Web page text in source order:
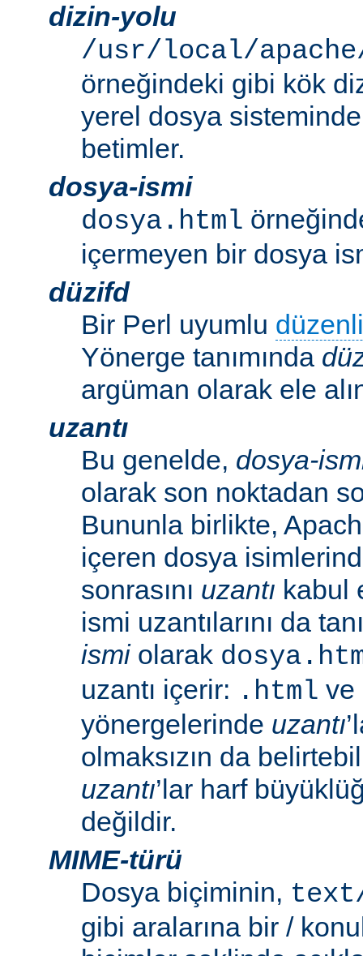
dizin-yolu
/usr/local/
örneğindeki gibi kök
yerel dosya
betimler.
dosya-ismi
dosya.html
içermeyen bir dosya
düzifd
Bir Perl uyumlu
Yönerge tanımında
argüman olarak ele
uzantı
Bu genelde, dosya-
olarak son noktadan
Bununla birlikte,
içeren dosya
sonrasını uzantı kabul
ismi uzantılarını da
ismiolarak
uzantı içerir: .html ve
yönergelerinde uzantı
olmaksızın da
uzantı’lar harf
değildir.
MIME-türü
Dosya biçiminin,
gibi aralarına bir /